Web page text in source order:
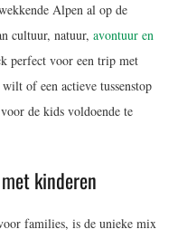
Alpen al op de
cultuur, natuur, avontuur en
perfect voor een trip met
of een actieve tussenstop
de kids voldoende te
kinderen
families, is de unieke mix